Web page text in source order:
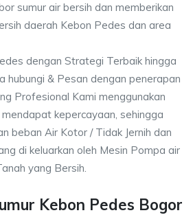
sumur air bersih dan memberikan
daerah Kebon Pedes dan area
dengan Strategi Terbaik hingga
hubungi & Pesan dengan penerapan
Profesional Kami menggunakan
kepercayaan, sehingga
beban Air Kotor / Tidak Jernih dan
di keluarkan oleh Mesin Pompa air
yang Bersih.
Kebon Pedes Bogor